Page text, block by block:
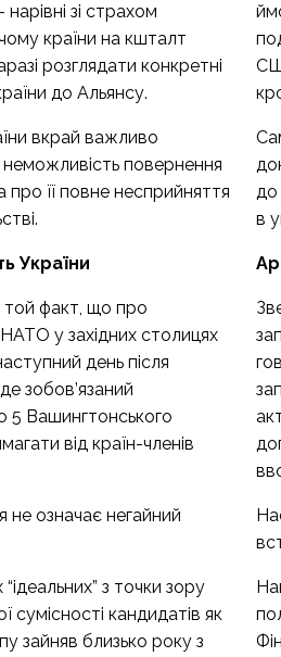
зі страхом
країни на кшталт
розглядати конкретні
до Альянсу.
вкрай важливо
повернення
про її повне несприйняття
України
той факт, що про
у західних столицях
день після
зобов’язаний
5 Вашингтонського
від країн-членів
не означає негайний
з точки зору
сумісності кандидатів як
зайняв близько року з
до
в